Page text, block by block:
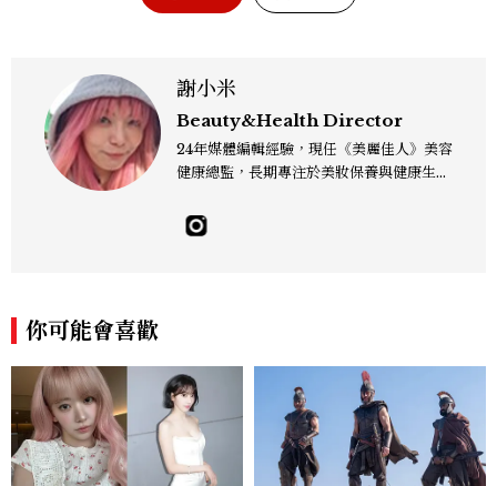
謝小米
Beauty&Health Director
24年媒體編輯經驗，現任《美麗佳人》美容
健康總監，長期專注於美妝保養與健康生活
歡，皮膚之上、毛孔之下都關心。擅長將皮
膚保養、彩妝髮型、香水新知與日常實踐串
你可能會喜歡